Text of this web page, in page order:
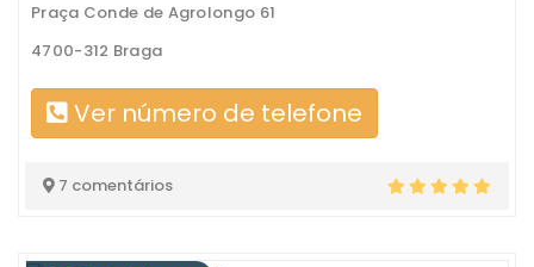
Praça Conde de Agrolongo 61
4700-312 Braga
Ver número de telefone
7 comentários